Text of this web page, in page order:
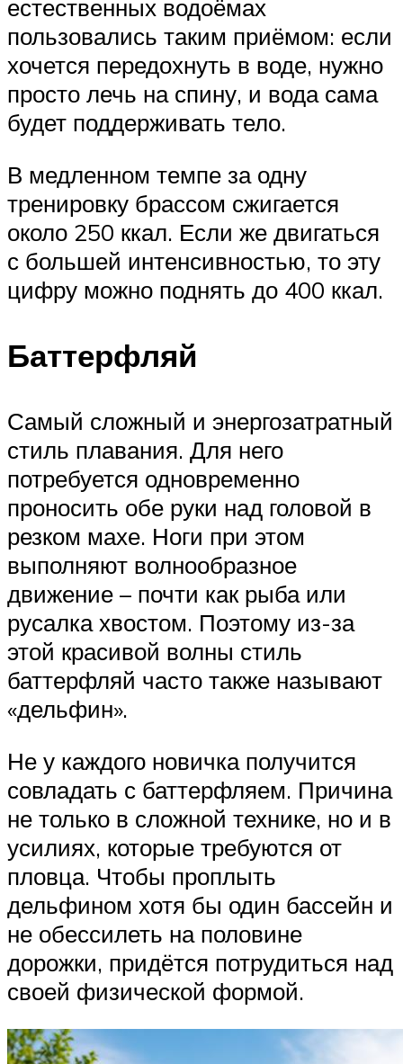
естественных водоёмах
пользовались таким приёмом: если
хочется передохнуть в воде, нужно
просто лечь на спину, и вода сама
будет поддерживать тело.
В медленном темпе за одну
тренировку брассом сжигается
около 250 ккал. Если же двигаться
с большей интенсивностью, то эту
цифру можно поднять до 400 ккал.
Баттерфляй
Самый сложный и энергозатратный
стиль плавания. Для него
потребуется одновременно
проносить обе руки над головой в
резком махе. Ноги при этом
выполняют волнообразное
движение – почти как рыба или
русалка хвостом. Поэтому из-за
этой красивой волны стиль
баттерфляй часто также называют
«дельфин».
Не у каждого новичка получится
совладать с баттерфляем. Причина
не только в сложной технике, но и в
усилиях, которые требуются от
пловца. Чтобы проплыть
дельфином хотя бы один бассейн и
не обессилеть на половине
дорожки, придётся потрудиться над
своей физической формой.